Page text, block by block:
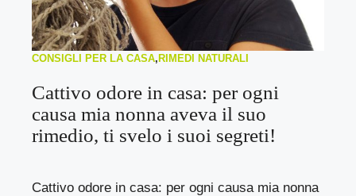
CONSIGLI PER LA CASA,RIMEDI NATURALI
Cattivo odore in casa: per ogni
causa mia nonna aveva il suo
rimedio, ti svelo i suoi segreti!
Cattivo odore in casa: per ogni causa mia nonna